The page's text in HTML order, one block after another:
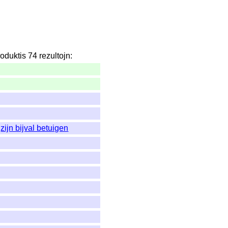
74 rezultojn:
zijn bijval betuigen